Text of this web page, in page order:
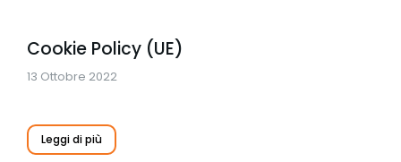
Cookie Policy (UE)
13 Ottobre 2022
Leggi di più